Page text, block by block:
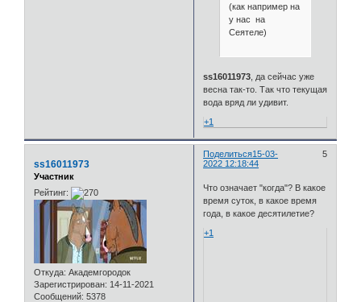
(как например на
у нас на
Сеятеле)
ss16011973 , да сейчас уже
весна так-то. Так что текущая
вода вряд ли удивит.
+1
Поделиться 5
15-03-
2022 12:18:44
ss16011973
Участник
Рейтинг:
Откуда: Академгородок
Зарегистрирован: 14-11-2021
Сообщений: 5378
Что означает "когда"? В какое
время суток, в какое время
года, в какое десятилетие?
+1